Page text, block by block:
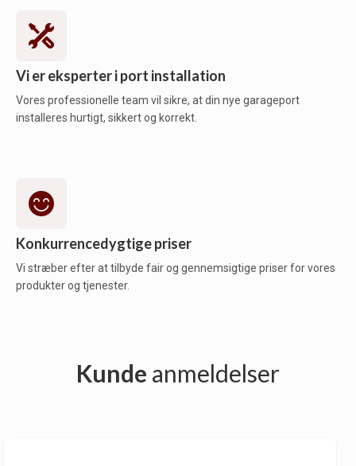
Vi er eksperter i port installation
Vores professionelle team vil sikre, at din nye garageport
installeres hurtigt, sikkert og korrekt.
Konkurrencedygtige priser
Vi stræber efter at tilbyde fair og gennemsigtige priser for vores
produkter og tjenester.
Kunde anmeldelser